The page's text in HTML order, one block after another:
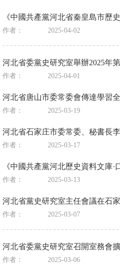
《中國共產黨河北省秦皇島市歷
作者： 2025-04-02
河北省委黨史研究室舉辦2025年
作者： 2025-04-01
河北省唐山市委常委會傳達學習
作者： 2025-03-19
河北省石家庄市委常委、秘書長
作者： 2025-03-17
《中國共產黨河北歷史資料文庫
作者： 2025-03-13
河北省黨史研究室主任會議在石
作者： 2025-03-07
河北省委黨史研究室召開室務會
作者： 2025-03-06